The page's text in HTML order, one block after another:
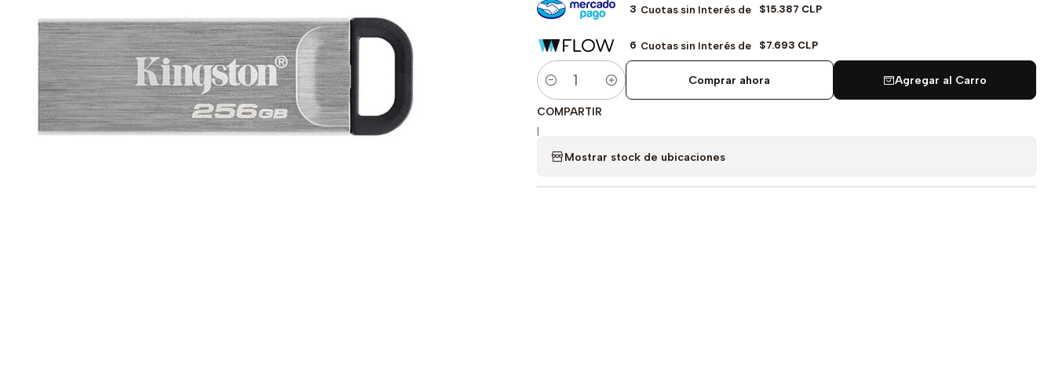
3 Cuotas sin Interés de $15.387 CLP
6 Cuotas sin Interés de $7.693 CLP
Cantidad
Agregar al Carro
Comprar ahora
COMPARTIR
|
Mostrar stock de ubicaciones